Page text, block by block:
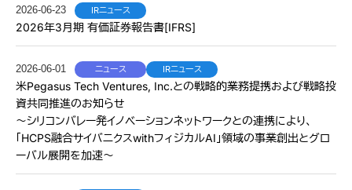
2026-06-23 IRニュース
2026年3月期 有価証券報告書[IFRS]
2026-06-01 ニュース IRニュース
米Pegasus Tech Ventures, Inc.との戦略的業務提携および戦略投
資共同推進のお知らせ
〜シリコンバレー発イノベーションネットワークとの連携により、
「HCPS融合サイバニクスwithフィジカルAI」領域の事業創出とグロ
ーバル展開を加速〜